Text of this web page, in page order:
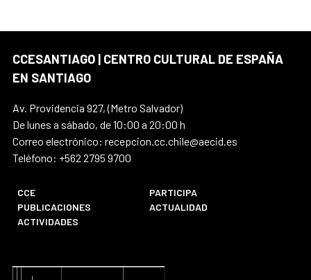
CCESANTIAGO | CENTRO CULTURAL DE ESPAÑA
EN SANTIAGO
Av. Providencia 927, (Metro Salvador)
De lunes a sábado, de 10:00 a 20:00 h
Correo electrónico: recepcion.cc.chile@aecid.es
Teléfono: +562 2795 9700
CCE
PARTICIPA
PUBLICACIONES
ACTUALIDAD
ACTIVIDADES